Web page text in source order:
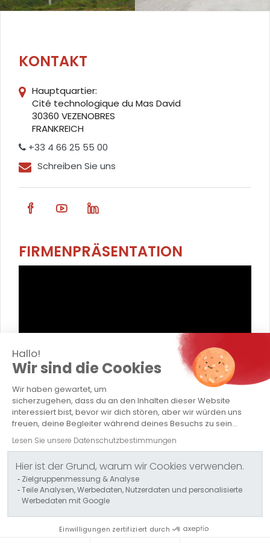
Hallo!
Wir sind die Cookies
Wir haben gewartet, um
sicherzugehen, dass du an den Inhalten dieser Website
interessiert bist, bevor wir dich stören, aber wir würden uns
freuen, deine Begleiter während deines Besuchs zu sein...
Lesen Sie unsere Datenschutzbestimmungen
Hier ist der Grund, warum wir Cookies verwenden.
Zielgruppenmessung & Analyse
Teile Analysen, Werbedaten, Nutzerdaten und personalisierte
Werbedaten mit Google
Einwilligungen zertifiziert durch
KONTAKT
Hauptquartier:
Cité technologique du Mas David
30360 VEZENOBRES
FRANKREICH
+33 4 66 25 55 00
Schreiben Sie uns
FIRMENPRÄSENTATION
CAPELLE TRANSPORT
Firma
Spezialtransporte
Konventionellen Transporten
Logistik / Lagerung
Kontakt
Politique QSE - Groupe Capelle